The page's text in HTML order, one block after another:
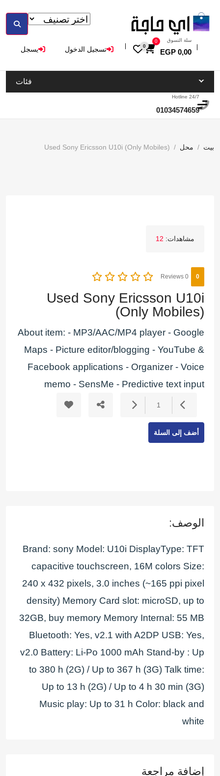
سلة التسوق
0,00
EGP
0
0
تسجيل الدخول يسجل
فئات
Hotline 24/7
01034574659
بيت محل Used Sony Ericsson U10i (Only Mobiles)
مشاهدات: 12
0
0 Reviews
Used Sony Ericsson U10i
(Only Mobiles)
About item: - MP3/AAC/MP4 player - Google
Maps - Picture editor/blogging - YouTube &
Facebook applications - Organizer - Voice
memo - SensMe - Predictive text input
1
أضف إلى السلة
الوصف:
Brand: sony Model: U10i DisplayType: TFT
capacitive touchscreen, 16M colors Size:
240 x 432 pixels, 3.0 inches (~165 ppi pixel
density) Memory Card slot: microSD, up to
32GB, buy memory Memory Internal: 55 MB
Bluetooth: Yes, v2.1 with A2DP USB: Yes,
v2.0 Battery: Li-Po 1000 mAh Stand-by : Up
to 380 h (2G) / Up to 367 h (3G) Talk time:
Up to 13 h (2G) / Up to 4 h 30 min (3G)
Music play: Up to 31 h Color: black and
white
إضافة مراجعة